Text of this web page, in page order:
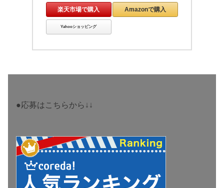
楽天市場で購入 Amazonで購入
Yahooショッピング
●応募はこちらから↓↓